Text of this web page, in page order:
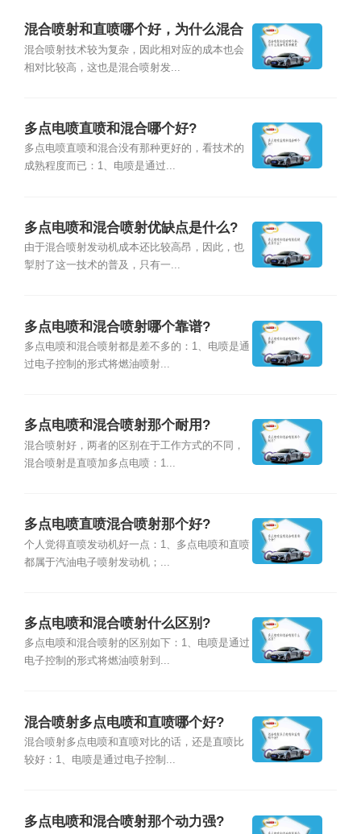
混合喷射和直喷哪个好，为什么混合
喷射积碳更
混合喷射技术较为复杂，因此相对应的成本也会
相对比较高，这也是混合喷射发...
多点电喷直喷和混合哪个好?
多点电喷直喷和混合没有那种更好的，看技术的
成熟程度而已：1、电喷是通过...
多点电喷和混合喷射优缺点是什么?
由于混合喷射发动机成本还比较高昂，因此，也
掣肘了这一技术的普及，只有一...
多点电喷和混合喷射哪个靠谱?
多点电喷和混合喷射都是差不多的：1、电喷是通
过电子控制的形式将燃油喷射...
多点电喷和混合喷射那个耐用?
混合喷射好，两者的区别在于工作方式的不同，
混合喷射是直喷加多点电喷：1...
多点电喷直喷混合喷射那个好?
个人觉得直喷发动机好一点：1、多点电喷和直喷
都属于汽油电子喷射发动机；...
多点电喷和混合喷射什么区别?
多点电喷和混合喷射的区别如下：1、电喷是通过
电子控制的形式将燃油喷射到...
混合喷射多点电喷和直喷哪个好?
混合喷射多点电喷和直喷对比的话，还是直喷比
较好：1、电喷是通过电子控制...
多点电喷和混合喷射那个动力强?